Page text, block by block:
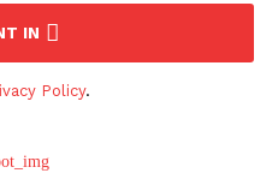
IN
Policy.